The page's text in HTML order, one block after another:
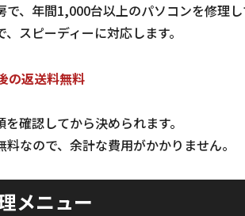
、年間1,000台以上のパソコンを修理し
スピーディーに対応します。
の返送料無料
確認してから決められます。
なので、余計な費用がかかりません。
メニュー